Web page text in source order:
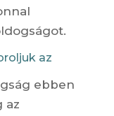
az
ebben
az